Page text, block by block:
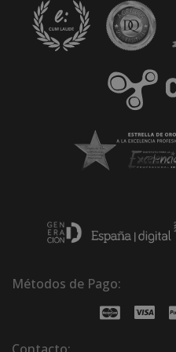
Métodos de Pago: